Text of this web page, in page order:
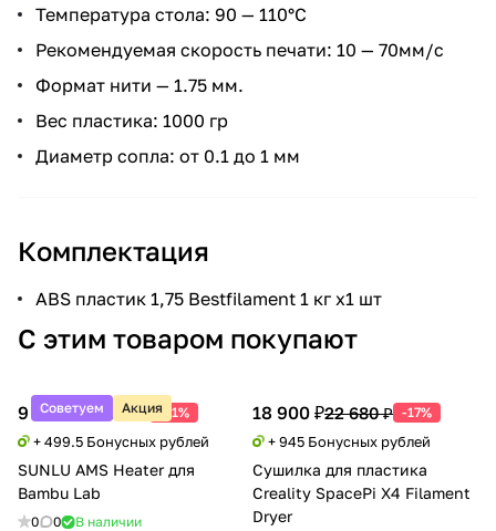
Температура стола: 90 — 110°С
Рекомендуемая скорость печати: 10 — 70мм/с
Формат нити — 1.75 мм.
Вес пластика: 1000 гр
Диаметр сопла: от 0.1 до 1 мм
Комплектация
ABS пластик 1,75 Bestfilament 1 кг x1 шт
С этим товаром покупают
Советуем Акция
9 990 ₽20 388 ₽ -51%
+ 499.5 Бонусных рублей
SUNLU AMS Heater для
Bambu Lab
0 0 В наличии
18 900 ₽22 680 ₽ -17%
+ 945 Бонусных рублей
Сушилка для пластика
Creality SpacePi X4 Filament
Dryer